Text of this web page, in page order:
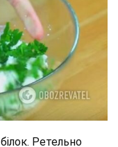
Ретельно